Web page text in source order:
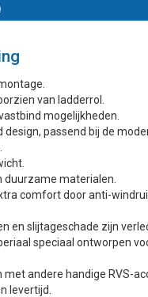
van ladderrol.
mogelijkheden.
design, passend bij de
duurzame materialen.
comfort door anti-
en slijtageschade zijn
speciaal ontworpen
met andere handige RVS-
levertijd.